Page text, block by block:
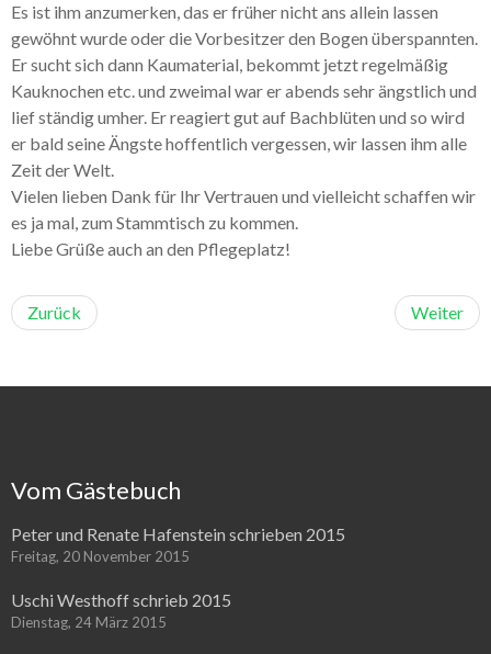
Es ist ihm anzumerken, das er früher nicht ans allein lassen
gewöhnt wurde oder die Vorbesitzer den Bogen überspannten.
Er sucht sich dann Kaumaterial, bekommt jetzt regelmäßig
Kauknochen etc. und zweimal war er abends sehr ängstlich und
lief ständig umher. Er reagiert gut auf Bachblüten und so wird
er bald seine Ängste hoffentlich vergessen, wir lassen ihm alle
Zeit der Welt.
Vielen lieben Dank für Ihr Vertrauen und vielleicht schaffen wir
es ja mal, zum Stammtisch zu kommen.
Liebe Grüße auch an den Pflegeplatz!
Zurück Weiter
Vom Gästebuch
Peter und Renate Hafenstein schrieben 2015
Freitag, 20 November 2015
Uschi Westhoff schrieb 2015
Dienstag, 24 März 2015